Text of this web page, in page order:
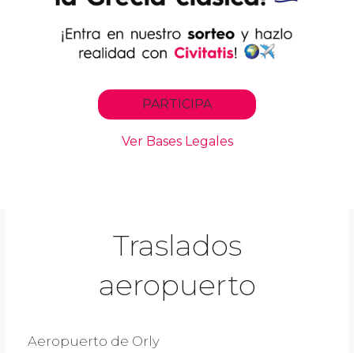
Traslados
aeropuerto
Aeropuerto de Orly